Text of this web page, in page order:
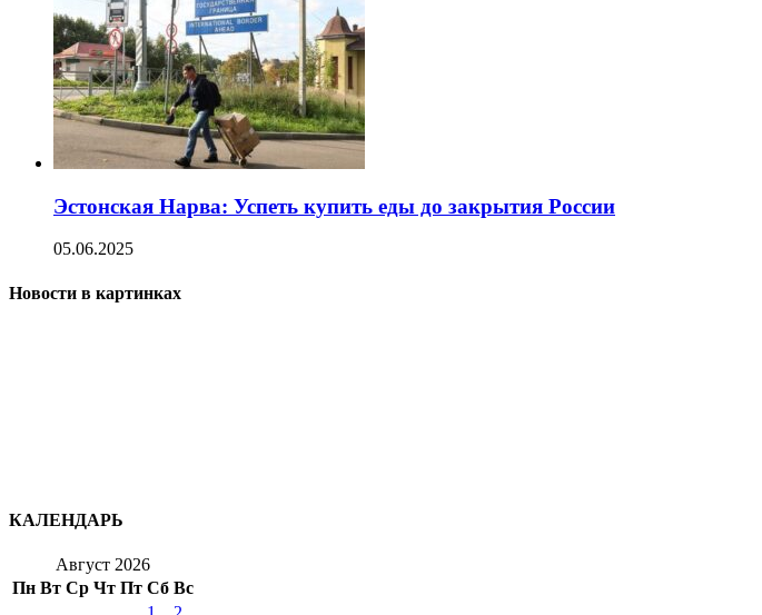
Эстонская Нарва: Успеть купить еды до закрытия России
05.06.2025
Новости в картинках
КАЛЕНДАРЬ
Август 2026
Пн Вт Ср Чт Пт Сб Вс